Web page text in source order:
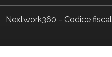
Nextwork360 - Codice